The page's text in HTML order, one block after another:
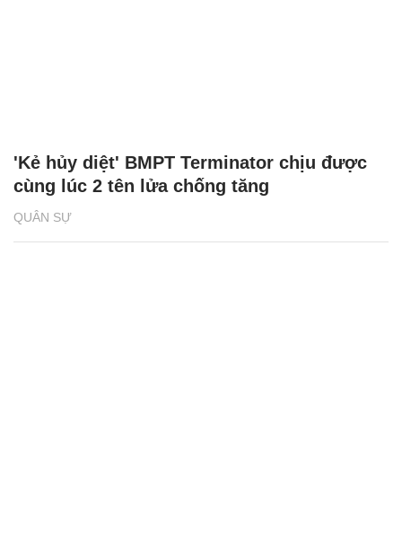
QUÂN SỰ
'Kẻ hủy diệt' BMPT Terminator chịu được
cùng lúc 2 tên lửa chống tăng